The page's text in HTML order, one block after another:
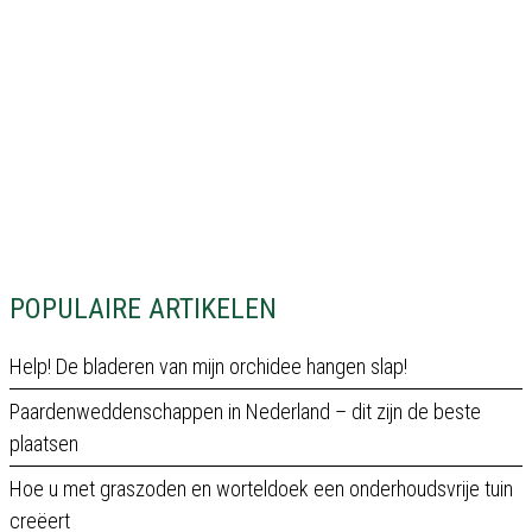
POPULAIRE ARTIKELEN
Help! De bladeren van mijn orchidee hangen slap!
Paardenweddenschappen in Nederland – dit zijn de beste
plaatsen
Hoe u met graszoden en worteldoek een onderhoudsvrije tuin
creëert